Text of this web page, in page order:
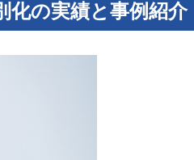
化の実績と事例紹介